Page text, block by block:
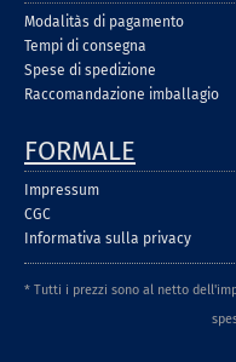
Modalitàs di pagamento
Tempi di consegna
Spese di spedizione
Raccomandazione imballagio
FORMALE
Impressum
CGC
Informativa sulla privacy
* Tutti i prezzi sono al netto